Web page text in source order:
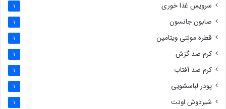
سرویس غذا خوری 1
صابون جانسون 1
قطره مولتی ویتامین 1
کرم ضد گزش 1
کرم ضد آفتاب 1
پودر لباسشویی 1
شیردوش اونت 1